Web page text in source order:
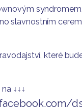
slavnostním
které
↓↓↓